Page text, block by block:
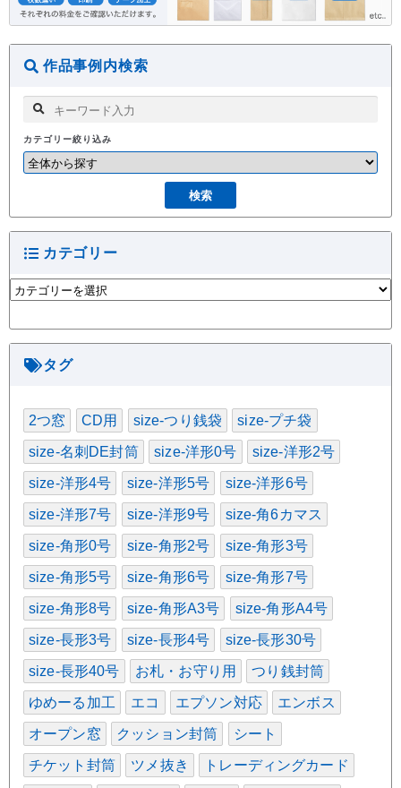
作品事例内検索
カテゴリー絞り込み
カテゴリー
カ
テ
タグ
2つ窓 CD用 size-つり銭袋 size-プチ袋
size-名刺DE封筒 size-洋形0号 size-洋形2号
size-洋形4号 size-洋形5号 size-洋形6号
size-洋形7号 size-洋形9号 size-角6カマス
size-角形0号 size-角形2号 size-角形3号
size-角形5号 size-角形6号 size-角形7号
size-角形8号 size-角形A3号 size-角形A4号
size-長形3号 size-長形4号 size-長形30号
size-長形40号 お札・お守り用 つり銭封筒
ゆめーる加工 エコ エプソン対応 エンボス
オープン窓 クッション封筒 シート
チケット封筒 ツメ抜き トレーディングカード